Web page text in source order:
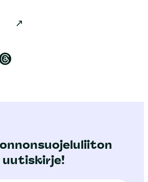
Threadsissa
uutiskirje!